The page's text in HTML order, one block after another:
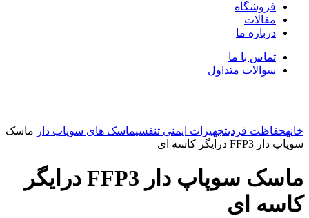
فروشگاه
مقالات
درباره ما
تماس با ما
سوالات متداول
خانهحفاظت فردیتجهیزات ایمنی تنفسیماسک های سوپاپ دار ماسک
سوپاپ دار FFP3 درایگر کاسه ای
ماسک سوپاپ دار FFP3 درایگر
کاسه ای